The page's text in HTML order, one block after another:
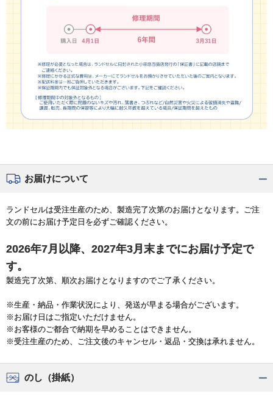
お届けについて
ランドセルは受注生産のため、製造完了次第のお届けとなります。ご注
文の前にお届け予定日を必ずご確認ください。
2026年7月以降、2027年3月末までにお届け予定で
す。
製造完了次第、順次お届けとなりますのでご了承ください。
※生産・納品・作業状況により、発送が早まる場合がございます。
※お届け日はご指定いただけません。
※お客様のご都合で納期を早めることはできません。
※受注生産のため、ご注文後のキャンセル・返品・交換は承れません。
のし（掛紙）